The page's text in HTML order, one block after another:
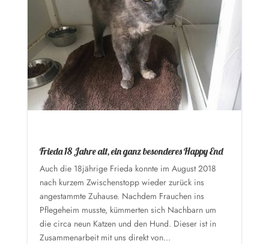
Frieda 18 Jahre alt, ein ganz besonderes Happy End
Auch die 18jährige Frieda konnte im August 2018
nach kurzem Zwischenstopp wieder zurück ins
angestammte Zuhause. Nachdem Frauchen ins
Pflegeheim musste, kümmerten sich Nachbarn um
die circa neun Katzen und den Hund. Dieser ist in
Zusammenarbeit mit uns direkt von...